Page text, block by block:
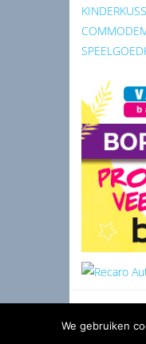
We gebruiken